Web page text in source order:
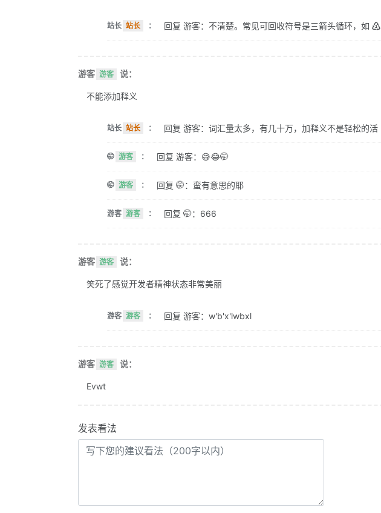
站长 站长 ： 回复 游客：不清楚。常见可回收符号是三箭头循环，如 ♴
游客 游客 说：
不能添加释义
站长 站长 ： 回复 游客：词汇量太多，有几十万，加释义不是轻松的活
🤭 游客 ： 回复 游客：😅😂🤭
🤭 游客 ： 回复 🤭：蛮有意思的耶
游客 游客 ： 回复 🤭：666
游客 游客 说：
笑死了感觉开发者精神状态非常美丽
游客 游客 ： 回复 游客：w'b'x'lwbxl
游客 游客 说：
Evwt
发表看法